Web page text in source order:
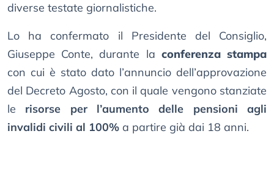
diverse testate giornalistiche.
Lo ha confermato il Presidente del Consiglio,
Giuseppe Conte, durante la conferenza stampa
con cui è stato dato l’annuncio dell’approvazione
del Decreto Agosto, con il quale vengono stanziate
le risorse per l’aumento delle pensioni agli
invalidi civili al 100% a partire già dai 18 anni.